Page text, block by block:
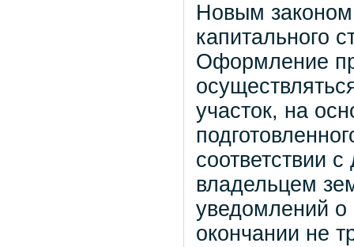
Новым
капитального
Оформление
участок, на
соответствии
владельцем
уведомлений о
окончании не